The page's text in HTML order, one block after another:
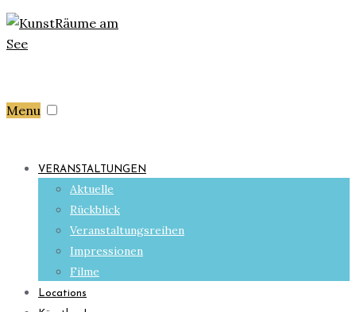
Menu
VERANSTALTUNGEN
Aktuelle
Rückblick
Veranstaltungsreihen
Impressionen
Filme
Locations